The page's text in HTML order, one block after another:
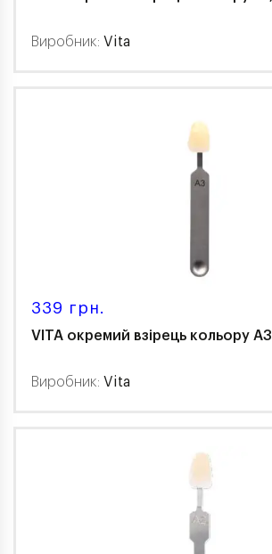
Виробник: Vita
339 грн.
VITA окремий взірець кольору
Виробник: Vita